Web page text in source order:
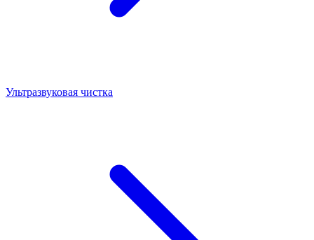
Ультразвуковая чистка